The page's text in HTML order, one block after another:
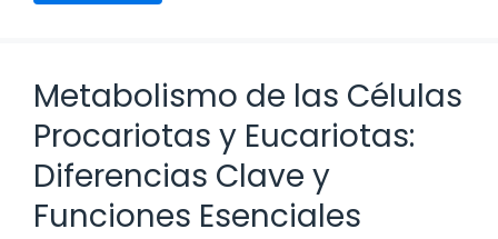
Metabolismo de las Células
Procariotas y Eucariotas:
Diferencias Clave y
Funciones Esenciales